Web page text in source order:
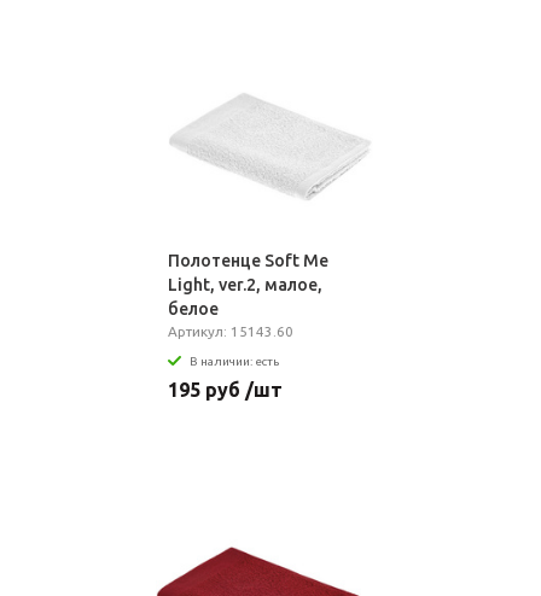
Полотенце Soft Me
Light, ver.2, малое,
белое
Артикул: 15143.60
В наличии: есть
195 руб /шт